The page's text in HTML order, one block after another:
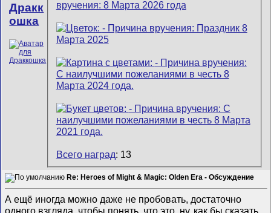
Дракк
ошка
Всего наград: 13
Re: Heroes of Might & Magic: Olden Era - Обсуждение
А ещё иногда можно даже не пробовать, достаточно
одного взгляда, чтобы понять, что это, ну, как бы сказать...